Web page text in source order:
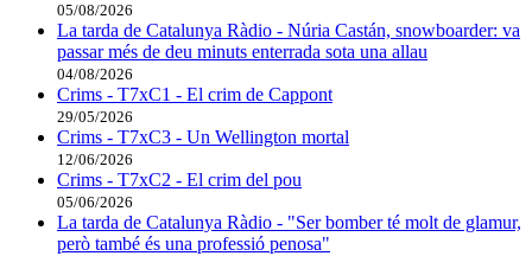
05/08/2026
La tarda de Catalunya Ràdio - Núria Castán, snowboarder: va
passar més de deu minuts enterrada sota una allau
04/08/2026
Crims - T7xC1 - El crim de Cappont
29/05/2026
Crims - T7xC3 - Un Wellington mortal
12/06/2026
Crims - T7xC2 - El crim del pou
05/06/2026
La tarda de Catalunya Ràdio - "Ser bomber té molt de glamur,
però també és una professió penosa"